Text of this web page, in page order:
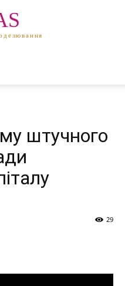
штучного
29